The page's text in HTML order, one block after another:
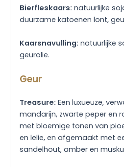
Bierfleskaars: natuurlijke
duurzame katoenen lont,
Kaarsnavulling: natuurlijke
geurolie.
Geur
Treasure: Een luxueuze,
mandarijn, zwarte peper en
met bloemige tonen van
en lelie, en afgemaakt met
sandelhout, amber en